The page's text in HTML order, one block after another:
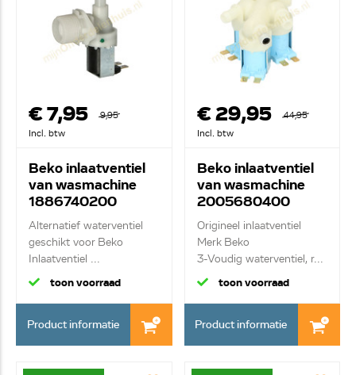
€ 7,95
9,95
Incl. btw
Beko inlaatventiel
van wasmachine
1886740200
Alternatief waterventiel
geschikt voor Beko
Inlaatventiel ...
toon voorraad
Product informatie
€ 29,95
44,95
Incl. btw
Beko inlaatventiel
van wasmachine
2005680400
Origineel inlaatventiel
Merk Beko
3-Voudig waterventiel, r...
toon voorraad
Product informatie